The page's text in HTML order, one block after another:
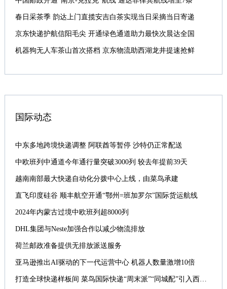
春日采茶季 韵达上门直揽安吉白茶实现当日采摘当日寄递
京东快递护航信阳毛尖 开通绿色通道助力最快次晨达全国
机器狗无人车茶山首次搭档 京东物流助西湖龙井提速抢鲜
国际动态
中东多地跨境快递调整 阿联酋等暂停 沙特仍正常配送
中欧班列中通道今年通行量突破3000列 较去年提前39天
越南南部最大快递自动化分拨中心上线，由菜鸟承建
直飞印度硅谷 顺丰航空开通“鄂州=班加罗尔”国际货运航线
2024年内蒙古过境中欧班列超8000列
DHL集团与Neste加强合作以减少物流排放
荷兰邮政准备提供无排放派送服务
亚马逊推出AI驱动的下一代运营中心 机器人数量激增10倍